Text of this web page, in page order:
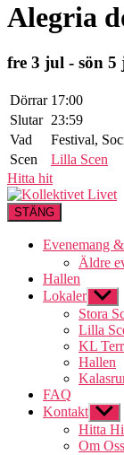
Alegria
fre 3 jul - sön 5
Dörrar 17:00
Slutar 23:59
Vad
Festival,
Scen
Lilla Scen
Hitta hit
STÄNG
Evenemang
Äldre
Hallen
Lokaler Visa
Stora
Lilla
KL
Hallen
FAQ
Kontakt Visa
Hitta
Om Oss